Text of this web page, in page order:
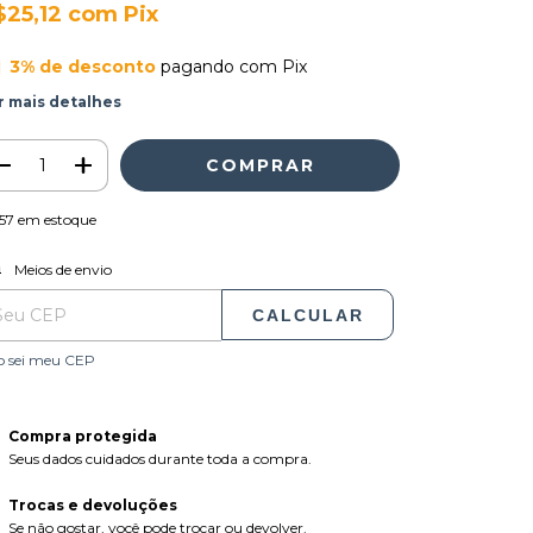
com Pix
3% de descontopagando com Pix
mais detalhes
em estoque
para o CEP:
Meios de envio
CALCULAR
sei meu CEP
Compra protegida
Seus dados cuidados durante toda a compra.
Trocas e devoluções
Se não gostar, você pode trocar ou devolver.